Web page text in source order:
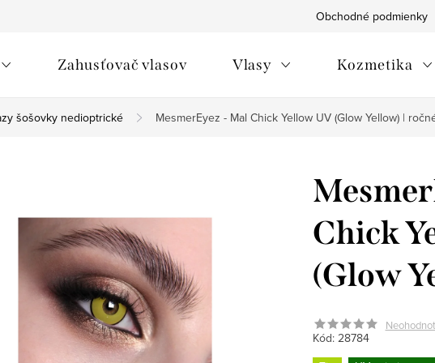
Obchodné podmienky
Zahusťovač vlasov Vlasy Kozmetika
šošovky nedioptrické MesmerEyez - Mal Chick Yellow UV (Glow Yellow) |
Chick
(Glow
Kód: 28784